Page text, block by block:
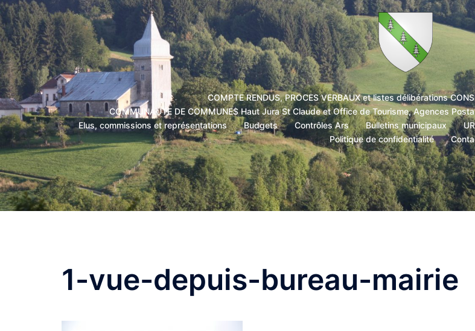
Aller
au
contenu
COMPTE RENDUS, PROCES VERBAUX et listes délibérations
COMMUNAUTE DE COMMUNES Haut Jura St Claude et Office de Tourisme, Agences
Elus, commissions et représentations
Budgets Contrôles Ars Bulletins municipaux
Politique de confidentialité
1-vue-depuis-bureau-mairie